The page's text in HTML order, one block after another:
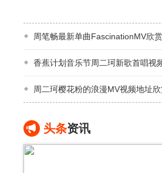
周笔畅最新单曲FascinationMV欣赏
香蕉计划音乐节周二珂新歌首唱视
周二珂樱花粉的浪漫MV视频地址
头条资讯